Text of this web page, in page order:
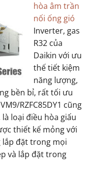
hòa âm trần
nối ống gió
Inverter, gas
R32 của
Daikin với ưu
thế tiết kiệm
năng lượng,
bền bỉ, rất tối ưu
RZFC85DY1 cũng
loại điều hòa giấu
thiết kế mỏng với
lắp đặt trong mọi
và lắp đặt trong